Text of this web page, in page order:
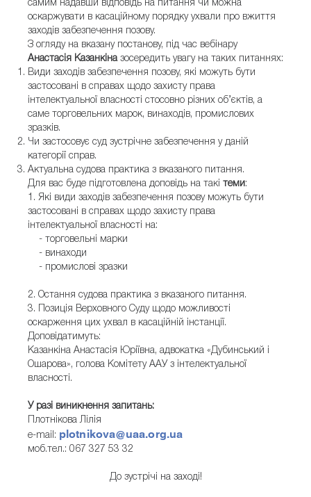
самим надавши відповідь на питання чи можна
оскаржувати в касаційному порядку ухвали про вжиття
заходів забезпечення позову.
З огляду на вказану постанову, під час вебінару
Анастасія Казанкіна зосередить увагу на таких питаннях:
Види заходів забезпечення позову, які можуть бути
застосовані в справах щодо захисту права
інтелектуальної власності стосовно різних об’єктів, а
саме торговельних марок, винаходів, промислових
зразків.
Чи застосовує суд зустрічне забезпечення у даній
категорії справ.
Актуальна судова практика з вказаного питання.
Для вас буде підготовлена доповідь на такі теми :
1. Які види заходів забезпечення позову можуть бути
застосовані в справах щодо захисту права
інтелектуальної власності на:
- торговельні марки
- винаходи
- промислові зразки
2. Остання судова практика з вказаного питання.
3. Позиція Верховного Суду щодо можливості
оскарження цих ухвал в касаційній інстанції.
Доповідатимуть:
Казанкіна Анастасія Юріївна, адвокатка «Дубинський і
Ошарова», голова Комітету ААУ з інтелектуальної
власності.
У разі виникнення запитань:
Плотнікова Лілія
e-mail: plotnikova@uaa.org.ua
моб.тел.: 067 327 53 32
До зустрічі на заході!